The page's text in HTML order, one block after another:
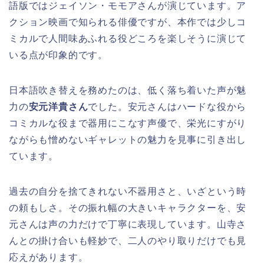
語版ではジェイソン・モモアさんが演じています。ア
クション映画で知られる俳優ですが、本作では少しコ
ミカルで人間味あふれる役どころを楽しそうに演じて
いる点が印象的です。
日本語吹き替えを務めたのは、低く落ち着いた声が魅
力の安元洋貴さんでした。安元さんはハードな役から
コミカルな役まで器用にこなす声優で、栄光にすがり
ながらも憎めないギャレットの魅力を見事に引き出し
ています。
過去の自分を捨てきれない不器用さと、いざという時
の頼もしさ。その振れ幅の大きいキャラクターを、安
元さんは声の力だけで丁寧に表現しています。山寺さ
んとの掛け合いも軽妙で、二人のやり取りだけでも見
応えがあります。